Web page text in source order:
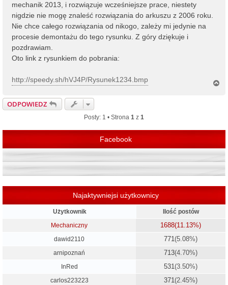
mechanik 2013, i rozwiązuje wcześniejsze prace, niestety
nigdzie nie mogę znaleść rozwiązania do arkuszu z 2006 roku.
Nie chce całego rozwiązania od nikogo, zależy mi jedynie na
procesie demontażu do tego rysunku. Z góry dziękuje i
pozdrawiam.
Oto link z rysunkiem do pobrania:
http://speedy.sh/hVJ4P/Rysunek1234.bmp
ODPOWIEDZ
Posty: 1 • Strona 1 z 1
Facebook
Najaktywniejsi użytkownicy
Użytkownik
Ilość postów
Mechaniczny
1688(11.13%)
dawid2110 771(5.08%)
arnipoznań 713(4.70%)
InRed 531(3.50%)
carlos223223 371(2.45%)